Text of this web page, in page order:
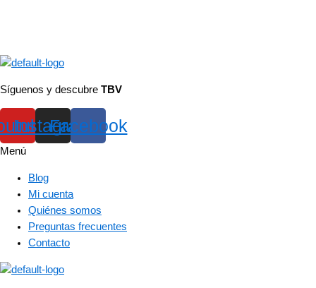
Síguenos y descubre TBV
Instagram
Facebook
Menú
Blog
Mi cuenta
Quiénes somos
Preguntas frecuentes
Contacto